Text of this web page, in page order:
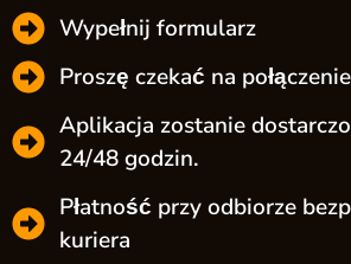
Wypełnij formularz
Proszę czekać na
Aplikacja zostanie
24/48 godzin.
Płatność przy odbiorze
kuriera